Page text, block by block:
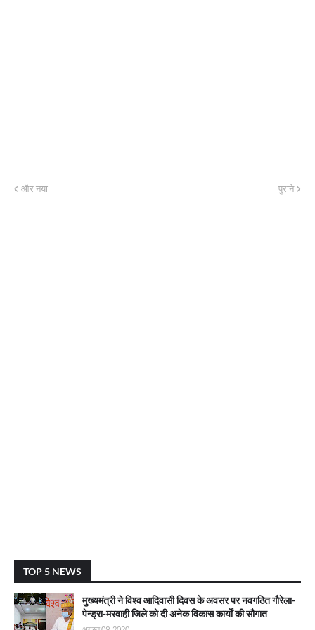
और नया पुराने
TOP 5 NEWS
मुख्यमंत्री ने विश्व आदिवासी दिवस के अवसर पर नवगठित गौरेला-
पेन्ड्रा-मरवाही जिले को दी अनेक विकास कार्याें की सौगात